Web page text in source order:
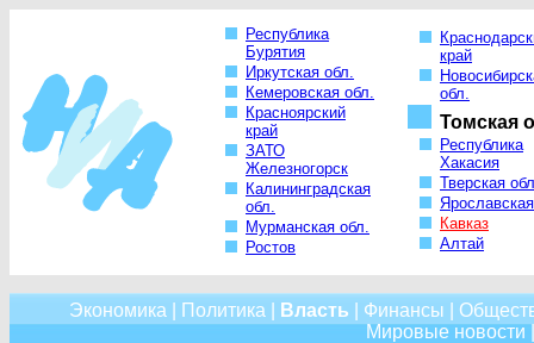
Республика
Бурятия
Иркутская обл.
Кемеровская обл.
Красноярский
край
ЗАТО
Железногорск
Калининградская
обл.
Мурманская обл.
Ростов
край
обл.
Томская
Республика
Хакасия
Тверская
Кавказ
Алтай
Экономика Политика Власть Финансы
Мировые новости